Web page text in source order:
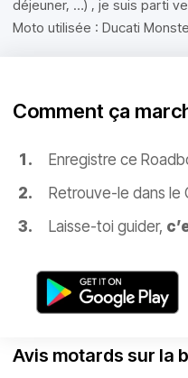
déjeuner, …) , je suis parti
Moto utilisée : Ducati
Comment ça
Enregistre ce
Retrouve-le dans le
Laisse-toi guider,
Avis motards sur la